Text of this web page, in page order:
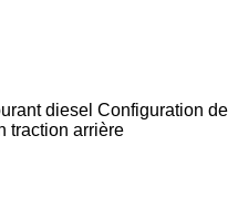
diesel Configuration de
traction arrière